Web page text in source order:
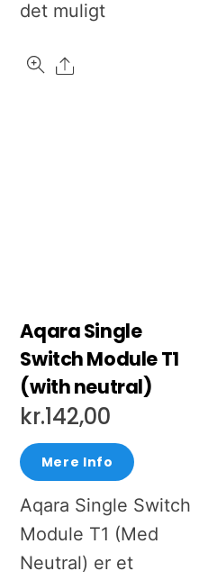
det muligt
Share
Aqara Single
Switch Module T1
(with neutral)
kr.142,00
Mere Info
Aqara Single Switch
Module T1 (Med
Neutral) er et